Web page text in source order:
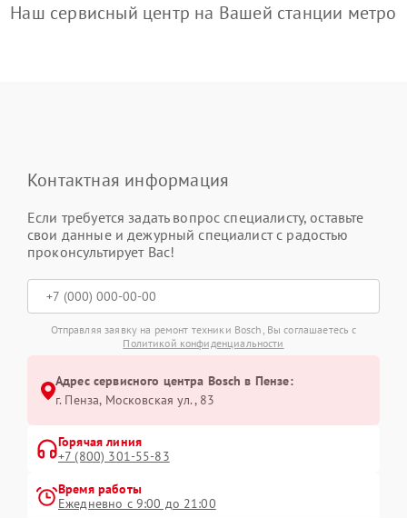
Наш сервисный центр на Вашей станции метро
Контактная информация
Если требуется задать вопрос специалисту, оставьте
свои данные и дежурный специалист с радостью
проконсультирует Вас!
Отправляя заявку на ремонт техники Bosch, Вы соглашаетесь с
Политикой конфиденциальности
Адрес сервисного центра Bosch в Пензе:
г. Пенза, Московская ул., 83
Горячая линия
+7 (800) 301-55-83
Время работы
Ежедневно с 9:00 до 21:00